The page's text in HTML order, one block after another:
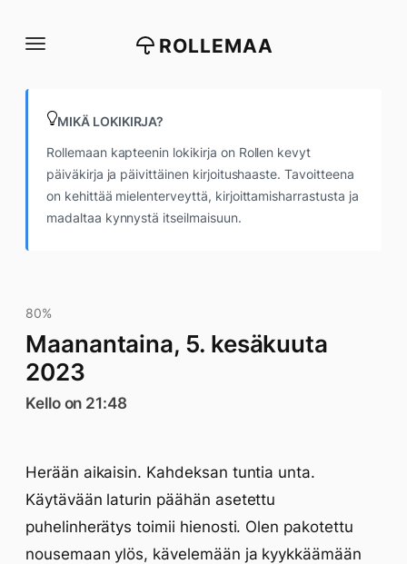
suoraan
ROLLEMAA
MIKÄ LOKIKIRJA?
Rollemaan kapteenin lokikirja on Rollen kevyt
päiväkirja ja päivittäinen kirjoitushaaste. Tavoitteena
on kehittää mielenterveyttä, kirjoittamisharrastusta ja
madaltaa kynnystä itseilmaisuun.
80%
Maanantaina, 5. kesäkuuta
2023
Kello on 21:48
Herään aikaisin. Kahdeksan tuntia unta.
Käytävään laturin päähän asetettu
puhelinherätys toimii hienosti. Olen pakotettu
nousemaan ylös, kävelemään ja kyykkäämään